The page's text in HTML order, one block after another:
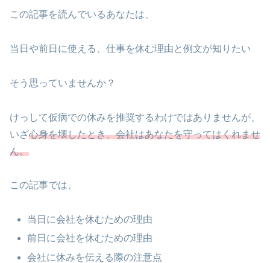
この記事を読んでいるあなたは、
当日や前日に使える、仕事を休む理由と例文が知りたい
そう思っていませんか？
けっして仮病での休みを推奨するわけではありませんが、
いざ心身を壊したとき、会社はあなたを守ってはくれませ
ん。
この記事では、
当日に会社を休むための理由
前日に会社を休むための理由
会社に休みを伝える際の注意点